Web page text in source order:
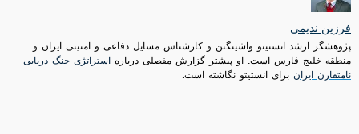
فرزین ندیمی
پژوهشگر ارشد انستیتو واشینگتن و کارشناس مسایل دفاعی و امنیتی ایران و
منطقه خلیج فارس است. او پیشتر گزارش مفصلی درباره استراتژی جنگ دریایی
نامتقارن ایران برای انستیتو نگاشته است.